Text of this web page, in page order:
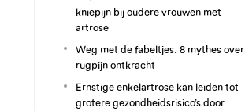
kniepijn bij oudere vrouwen met
artrose
Weg met de fabeltjes: 8 mythes over
rugpijn ontkracht
Ernstige enkelartrose kan leiden tot
grotere gezondheidsrisico’s door